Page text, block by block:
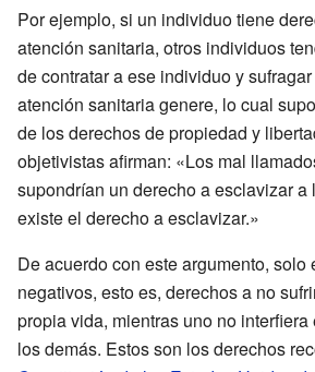
Por ejemplo, si un individuo tiene
atención sanitaria, otros individuos
de contratar a ese individuo y
atención sanitaria genere, lo cual
de los derechos de propiedad y
objetivistas afirman: «Los mal
supondrían un derecho a esclavizar a
existe el derecho a esclavizar.»
De acuerdo con este argumento,
negativos, esto es, derechos a no
propia vida, mientras uno no
los demás. Estos son los derechos